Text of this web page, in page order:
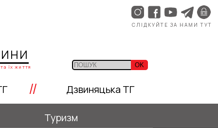
СЛІДКУЙТЕ ЗА НАМИ ТУТ
їх життя OK
// Дзвиняцька ТГ
Туризм